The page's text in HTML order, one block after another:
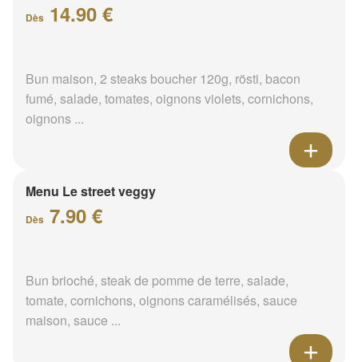
Dès 14.90 €
Bun maison, 2 steaks boucher 120g, rösti, bacon
fumé, salade, tomates, oignons violets, cornichons,
oignons ...
Menu Le street veggy
Dès 7.90 €
Bun brioché, steak de pomme de terre, salade,
tomate, cornichons, oignons caramélisés, sauce
maison, sauce ...